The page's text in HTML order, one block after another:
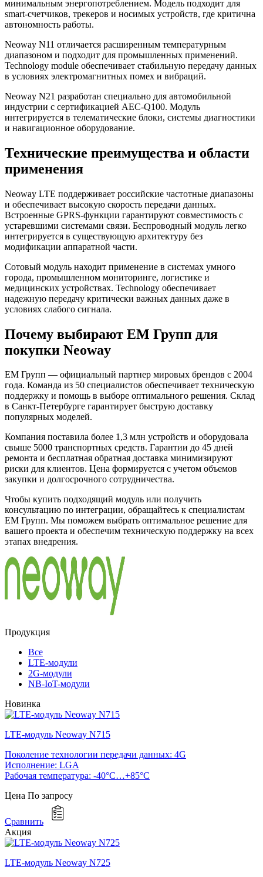
минимальным энергопотреблением. Модель подходит для
smart-счетчиков, трекеров и носимых устройств, где критична
автономность работы.
Neoway N11 отличается расширенным температурным
диапазоном и подходит для промышленных применений.
Technology module обеспечивает стабильную передачу данных
в условиях электромагнитных помех и вибраций.
Neoway N21 разработан специально для автомобильной
индустрии с сертификацией AEC-Q100. Модуль
интегрируется в телематические блоки, системы диагностики
и навигационное оборудование.
Технические преимущества и области
применения
Neoway LTE поддерживает российские частотные диапазоны
и обеспечивает высокую скорость передачи данных.
Встроенные GPRS-функции гарантируют совместимость с
устаревшими системами связи. Беспроводный модуль легко
интегрируется в существующую архитектуру без
модификации аппаратной части.
Сотовый модуль находит применение в системах умного
города, промышленном мониторинге, логистике и
медицинских устройствах. Technology обеспечивает
надежную передачу критически важных данных даже в
условиях слабого сигнала.
Почему выбирают ЕМ Групп для
покупки Neoway
ЕМ Групп — официальный партнер мировых брендов с 2004
года. Команда из 50 специалистов обеспечивает техническую
поддержку и помощь в выборе оптимального решения. Склад
в Санкт-Петербурге гарантирует быструю доставку
популярных моделей.
Компания поставила более 1,3 млн устройств и оборудовала
свыше 5000 транспортных средств. Гарантии до 45 дней
ремонта и бесплатная обратная доставка минимизируют
риски для клиентов. Цена формируется с учетом объемов
закупки и долгосрочного сотрудничества.
Чтобы купить подходящий модуль или получить
консультацию по интеграции, обращайтесь к специалистам
ЕМ Групп. Мы поможем выбрать оптимальное решение для
вашего проекта и обеспечим техническую поддержку на всех
этапах внедрения.
Продукция
Все
LTE-модули
2G-модули
NB-IoT-модули
Новинка
LTE-модуль Neoway N715
Поколение технологии передачи данных: 4G
Исполнение: LGA
Рабочая температура: -40°C…+85°C
Цена По запросу
Сравнить
Акция
LTE-модуль Neoway N725